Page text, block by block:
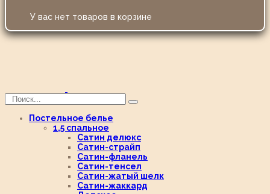
У вас нет товаров в корзине
Постельное белье
1,5 спальное
Сатин делюкс
Сатин-страйп
Сатин-фланель
Сатин-тенсел
Сатин-жатый шелк
Сатин-жаккард